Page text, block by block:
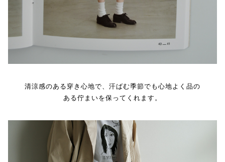
清涼感のある穿き心地で、汗ばむ季節でも心地よく品の
ある佇まいを保ってくれます。